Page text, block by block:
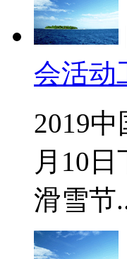
会活动
2019
月10
滑雪节